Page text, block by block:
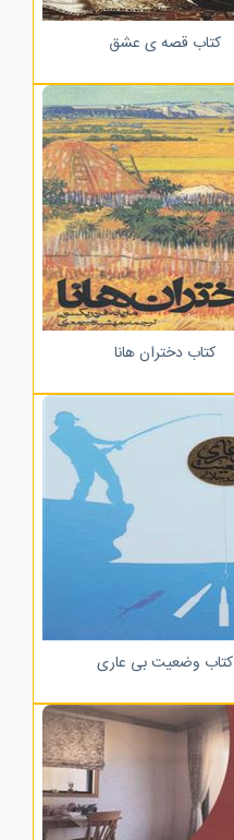
کتاب قصه ی عشق
کتاب دختران هانا
کتاب وضعیت بی عاری